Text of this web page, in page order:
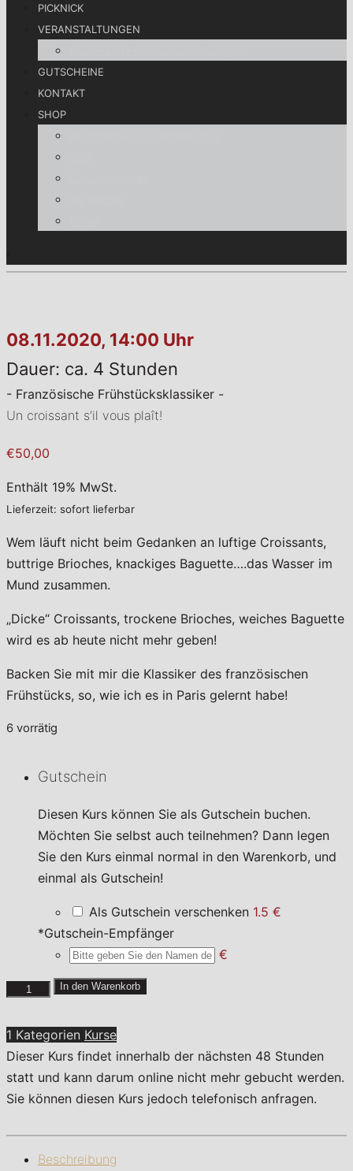
PICKNICK
VERANSTALTUNGEN
GUTSCHEINE
KONTAKT
SHOP
08.11.2020, 14:00 Uhr
Dauer: ca. 4 Stunden
- Französische Frühstücksklassiker -
Un croissant s’il vous plaît!
€50,00
Enthält 19% MwSt.
Lieferzeit: sofort lieferbar
Wem läuft nicht beim Gedanken an luftige Croissants,
buttrige Brioches, knackiges Baguette….das Wasser im
Mund zusammen.
„Dicke“ Croissants, trockene Brioches, weiches Baguette
wird es ab heute nicht mehr geben!
Backen Sie mit mir die Klassiker des französischen
Frühstücks, so, wie ich es in Paris gelernt habe!
6 vorrätig
Gutschein
Diesen Kurs können Sie als Gutschein buchen.
Möchten Sie selbst auch teilnehmen? Dann legen
Sie den Kurs einmal normal in den Warenkorb, und
einmal als Gutschein!
Als Gutschein verschenken 1.5 €
*Gutschein-Empfänger
€
s'il
vous
plaît!
Menge
In den Warenkorb
1 Kategorien Kurse
Dieser Kurs findet innerhalb der nächsten 48 Stunden
statt und kann darum online nicht mehr gebucht werden.
Sie können diesen Kurs jedoch telefonisch anfragen.
Beschreibung